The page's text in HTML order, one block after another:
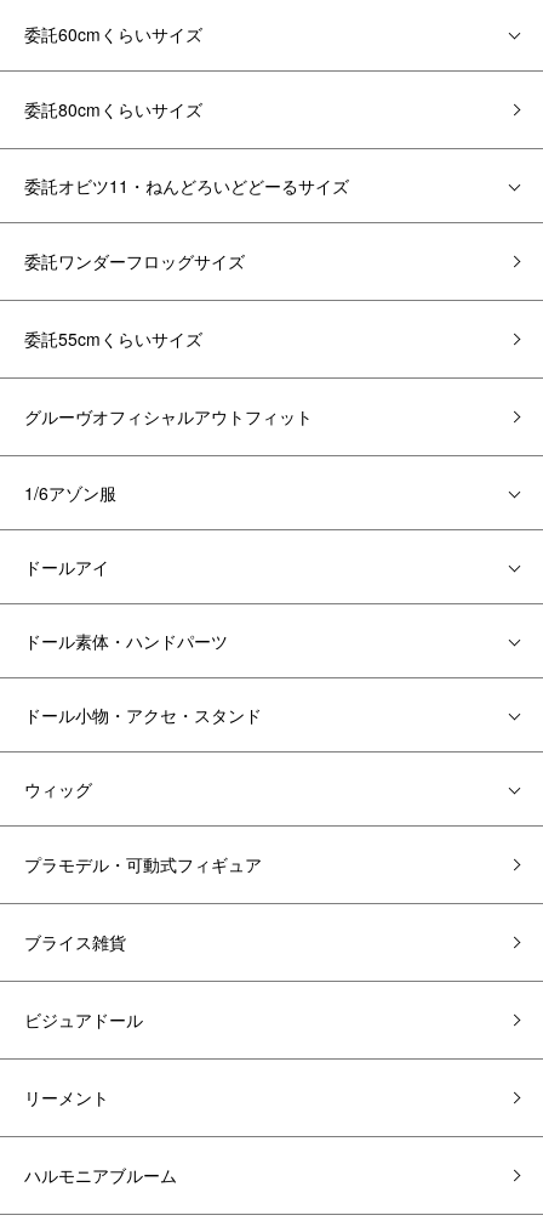
委託60cmくらいサイズ
委託80cmくらいサイズ
委託オビツ11・ねんどろいどどーるサイズ
委託ワンダーフロッグサイズ
委託55cmくらいサイズ
グルーヴオフィシャルアウトフィット
1/6アゾン服
ドールアイ
ドール素体・ハンドパーツ
ドール小物・アクセ・スタンド
ウィッグ
プラモデル・可動式フィギュア
ブライス雑貨
ビジュアドール
リーメント
ハルモニアブルーム